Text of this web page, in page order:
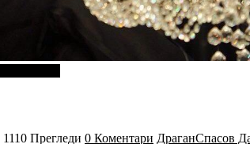
1110 Прегледи 0 Коментари ДраганСпасов